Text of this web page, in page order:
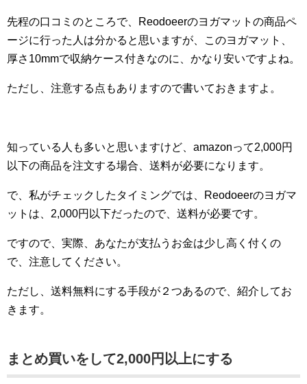
先程の口コミのところで、Reodoeerのヨガマットの商品ペ
ージに行った人は分かると思いますが、このヨガマット、
厚さ10mmで収納ケース付きなのに、かなり安いですよね。
ただし、注意する点もありますので書いておきますよ。
知っている人も多いと思いますけど、amazonって2,000円
以下の商品を注文する場合、送料が必要になります。
で、私がチェックしたタイミングでは、Reodoeerのヨガマ
ットは、2,000円以下だったので、送料が必要です。
ですので、実際、あなたが支払うお金は少し高く付くの
で、注意してください。
ただし、送料無料にする手段が２つあるので、紹介してお
きます。
まとめ買いをして2,000円以上にする